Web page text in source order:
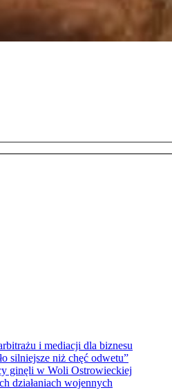
i mediacji dla biznesu
silniejsze niż chęć odwetu”
ginęli w Woli Ostrowieckiej
działaniach wojennych